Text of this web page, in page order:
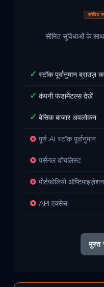
क्रेडिट
सीमित सुविधाओं के साथ
स्टॉक पूर्वानुमान ब्राउज़
कंपनी फंडामेंटल्स देखें
बेसिक बाजार अवलोकन
पूर्ण AI स्टॉक पूर्वानुमान
पर्सनल वॉचलिस्ट
पोर्टफोलियो ऑप्टिमाइज़ेशन
API एक्सेस
मुफ्त